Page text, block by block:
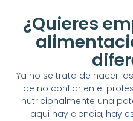
¿Quieres
Ya no se trata de hacer
de no confiar en el
nutricionalmente una
aqui hay ciencia, hay